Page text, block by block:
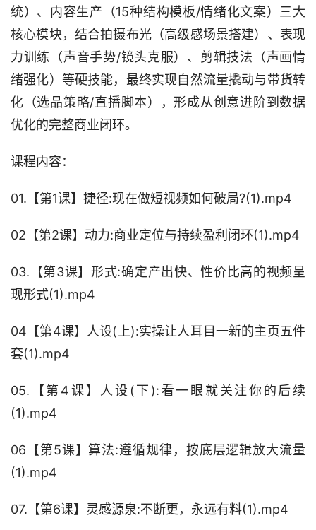
统）、内容生产（15种结构模板/情绪化文案）三大
核心模块，结合拍摄布光（高级感场景搭建）、表现
力训练（声音手势/镜头克服）、剪辑技法（声画情
绪强化）等硬技能，最终实现自然流量撬动与带货转
化（选品策略/直播脚本），形成从创意进阶到数据
优化的完整商业闭环。
课程内容：
01.【第1课】捷径:现在做短视频如何破局?(1).mp4
02【第2课】动力:商业定位与持续盈利闭环(1).mp4
03.【第3课】形式:确定产出快、性价比高的视频呈
现形式(1).mp4
04【第4课】人设(上):实操让人耳目一新的主页五件
套(1).mp4
05.【第4课】人设(下):看一眼就关注你的后续
(1).mp4
06【第5课】算法:遵循规律，按底层逻辑放大流量
(1).mp4
07.【第6课】灵感源泉:不断更，永远有料(1).mp4